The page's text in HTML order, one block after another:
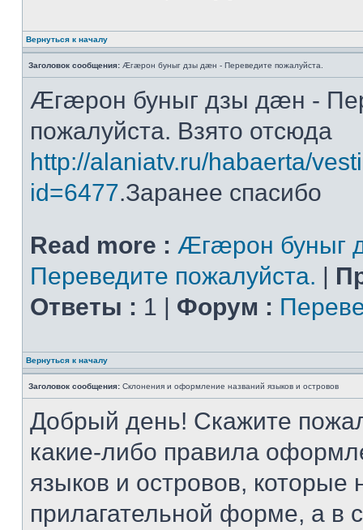
Вернуться к началу
Заголовок сообщения: Æгæрон буныг дзы дæн - Переведите пожалуйста.
Æгæрон буныг дзы дæн -
пожалуйста. Взято отсюда
http://alaniatv.ru/habaerta/
id=6477.Заранее спасибо
Read more : Æгæрон буныг
Переведите пожалуйста. |
Ответы : 1 | Форум :
Вернуться к началу
Заголовок сообщения: Склонения и оформление названий языков и островов
Добрый день! Скажите
какие-либо правила
языков и островов, которые
прилагательной форме, а в